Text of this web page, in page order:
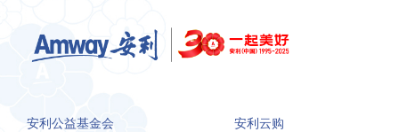
安利公益基金会 安利云购